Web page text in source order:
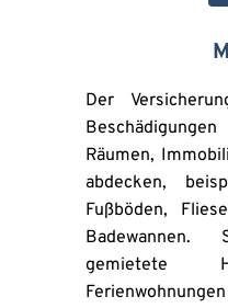
Der
Räumen,
abdecken,
Fußböden,
gemietete